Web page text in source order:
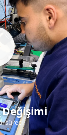
Değişimi
süreci